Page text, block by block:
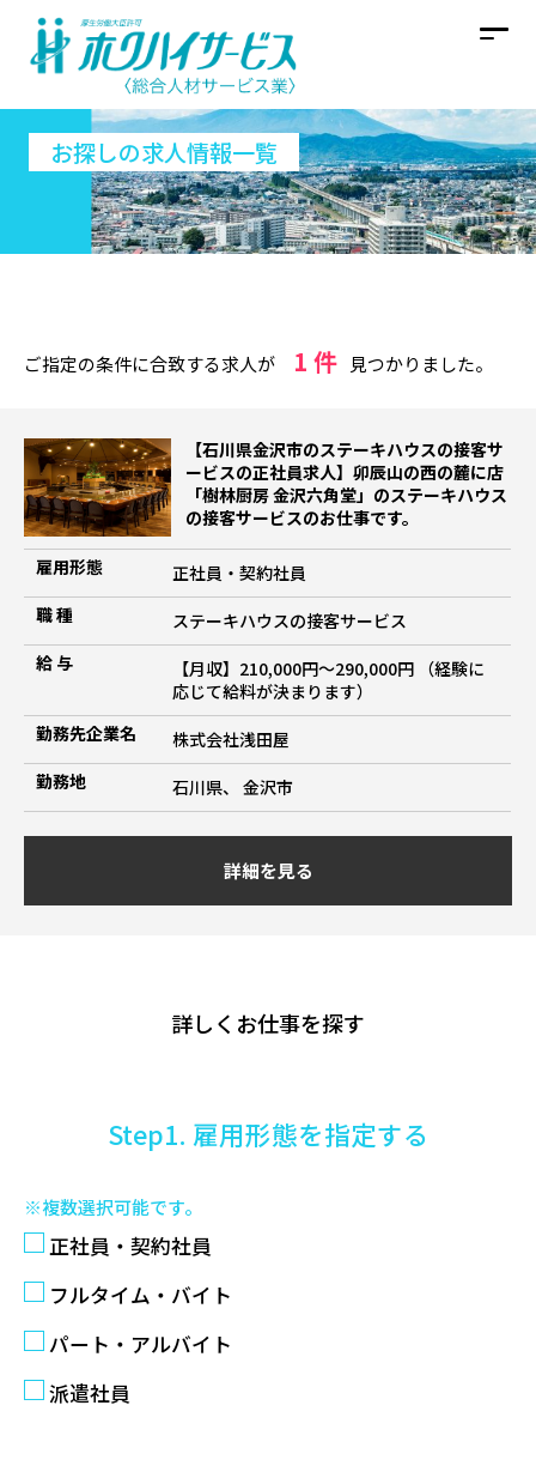
お探しの求人情報一覧
ご指定の条件に合致する求人が 1 件 見つかりました。
【石川県金沢市のステーキハウスの接客サ
ービスの正社員求人】卯辰山の西の麓に店
「樹林厨房 金沢六角堂」のステーキハウス
の接客サービスのお仕事です。
雇用形態
正社員・契約社員
職 種
ステーキハウスの接客サービス
給 与
【月収】210,000円～290,000円 （経験に
応じて給料が決まります）
勤務先企業名
株式会社浅田屋
勤務地
石川県、 金沢市
詳細を見る
詳しくお仕事を探す
Step1. 雇用形態を指定する
※複数選択可能です。
正社員・契約社員
フルタイム・バイト
パート・アルバイト
派遣社員